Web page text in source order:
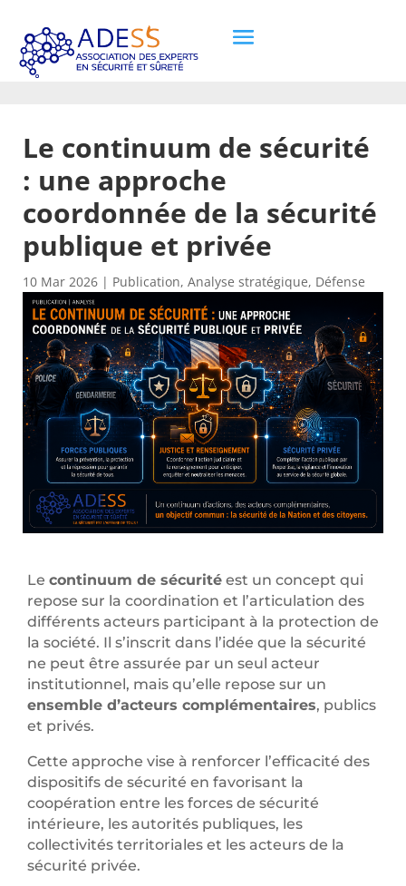
Le continuum de sécurité
: une approche
coordonnée de la sécurité
publique et privée
10 Mar 2026 | Publication, Analyse stratégique, Défense
Le continuum de sécuritéest un concept qui
repose sur la coordination et l’articulation des
différents acteurs participant à la protection de
la société. Il s’inscrit dans l’idée que la sécurité
ne peut être assurée par un seul acteur
institutionnel, mais qu’elle repose sur un
ensemble d’acteurs complémentaires, publics
et privés.
Cette approche vise à renforcer l’efficacité des
dispositifs de sécurité en favorisant la
coopération entre les forces de sécurité
intérieure, les autorités publiques, les
collectivités territoriales et les acteurs de la
sécurité privée.